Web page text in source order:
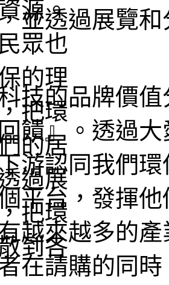
並透過展覽
技的品牌價
饋』。透過
游認同我們
平台，發揮
越來越多的
在請購的同